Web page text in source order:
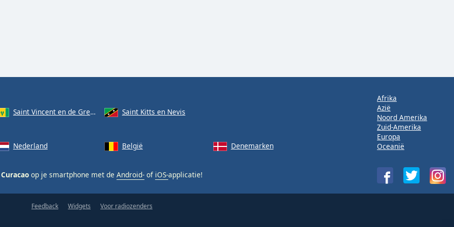
Saint Vincent en de Grenadines Saint Kitts en Nevis
Nederland België Denemarken
op je smartphone met de Android- of iOS-applicatie!
Afrika
Azië
Noord Amerika
Zuid-Amerika
Europa
Oceanië
Feedback Widgets Voor radiozenders